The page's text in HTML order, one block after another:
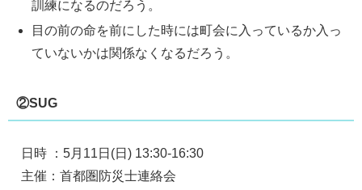
訓練になるのだろう。
目の前の命を前にした時には町会に入っているか入っ
ていないかは関係なくなるだろう。
②SUG
日時 ：5月11日(日) 13:30-16:30
主催：首都圏防災士連絡会